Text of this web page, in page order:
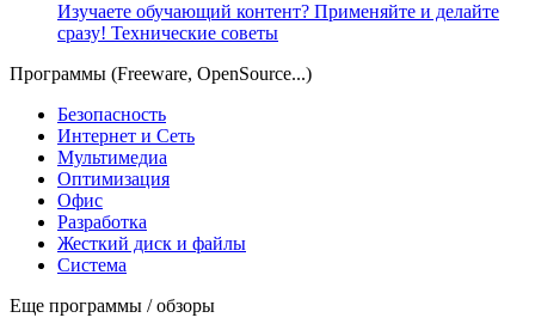
Изучаете обучающий контент? Применяйте и делайте
сразу! Технические советы
Программы (Freeware, OpenSource...)
Безопасность
Интернет и Сеть
Мультимедиа
Оптимизация
Офис
Разработка
Жесткий диск и файлы
Система
Еще программы / обзоры